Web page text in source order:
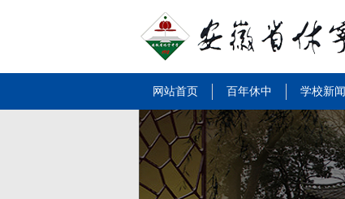
网站首页 百年休中 学校新闻